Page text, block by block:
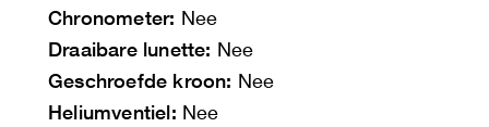
Chronometer: Nee
Draaibare lunette: Nee
Geschroefde kroon: Nee
Heliumventiel: Nee